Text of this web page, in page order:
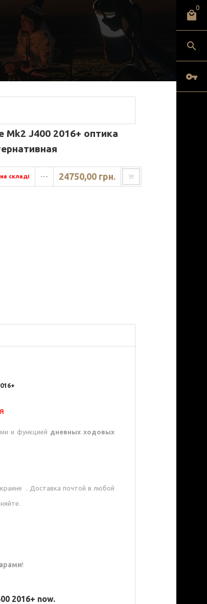
0
Mk2 J400 2016+ оптика
складі --- 24750,00 грн.
и функцией дневных ходовых
. Доставка почтой в любой
!
2016+ now.